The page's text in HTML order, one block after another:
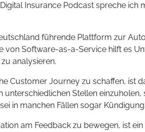
Insurance Podcast spreche ich
führende Plattform zur
von Software-as-a-Service hilft es
analysieren.
Customer Journey zu schaffen, ist
unterschiedlichen Stellen einzuholen,
in manchen Fällen sogar
am Feedback zu bewegen, ist